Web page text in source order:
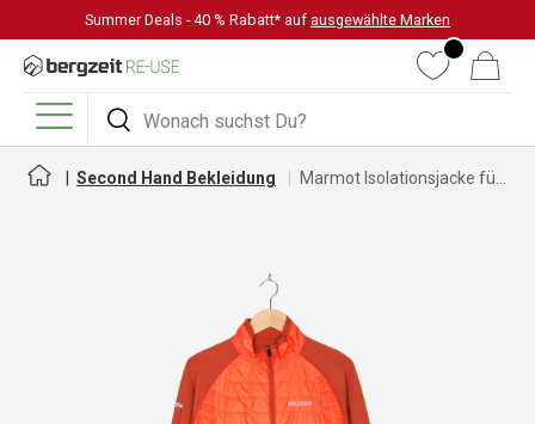
DIREKT ZUM INHALT
Summer Deals - 40 % Rabatt* auf ausgewählte Marken
Suchen
Suchen
WunschlisteWarenkorb
Menü
Second Hand Bekleidung